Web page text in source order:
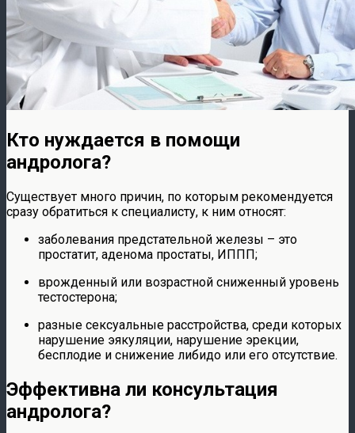
Кто нуждается в помощи
андролога?
Существует много причин, по которым рекомендуется
сразу обратиться к специалисту, к ним относят:
заболевания предстательной железы – это
простатит, аденома простаты, ИППП;
врожденный или возрастной сниженный уровень
тестостерона;
разные сексуальные расстройства, среди которых
нарушение эякуляции, нарушение эрекции,
бесплодие и снижение либидо или его отсутствие.
Эффективна ли консультация
андролога?